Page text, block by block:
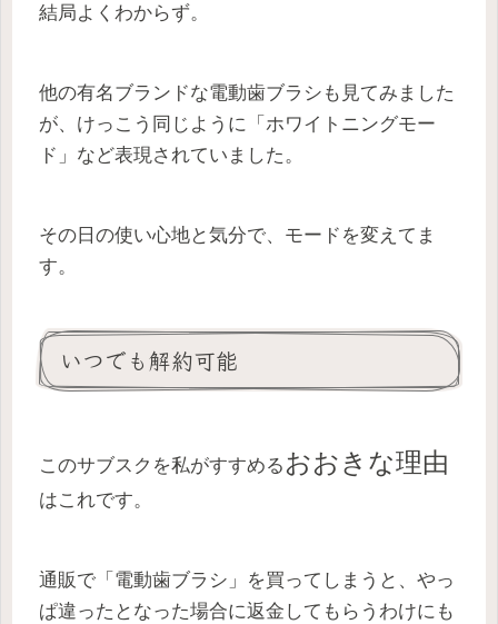
結局よくわからず。
他の有名ブランドな電動歯ブラシも見てみました
が、けっこう同じように「ホワイトニングモー
ド」など表現されていました。
その日の使い心地と気分で、モードを変えてま
す。
いつでも解約可能
このサブスクを私がすすめる おおきな理由
はこれです。
通販で「電動歯ブラシ」を買ってしまうと、やっ
ぱ違ったとなった場合に返金してもらうわけにも